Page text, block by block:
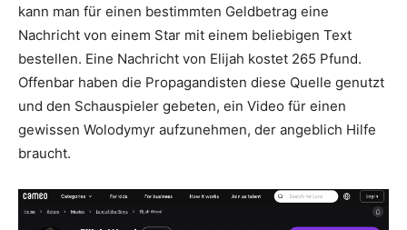
kann man für einen bestimmten Geldbetrag eine
Nachricht von einem Star mit einem beliebigen Text
bestellen. Eine Nachricht von Elijah kostet 265 Pfund.
Offenbar haben die Propagandisten diese Quelle genutzt
und den Schauspieler gebeten, ein Video für einen
gewissen Wolodymyr aufzunehmen, der angeblich Hilfe
braucht.